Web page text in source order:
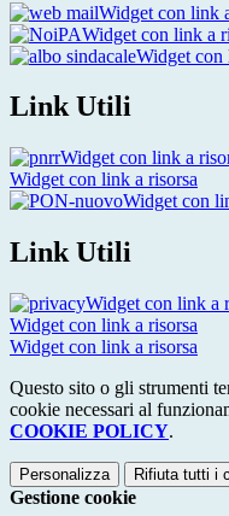
Widget con link
Widget con link a
Widget con
Link Utili
Widget con link a
Widget con link a risorsa
Widget con
Link Utili
Widget con link a
Widget con link a risorsa
Widget con link a risorsa
Questo sito o gli strumenti
cookie necessari al
COOKIE POLICY.
Personalizza Rifiuta tutti i
Gestione cookie